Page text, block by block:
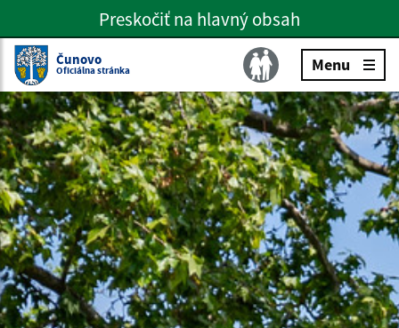
Preskočiť na hlavné menu
Preskočiť na hlavný obsah
Slovenčina
Čunovo
Oficiálna stránka Menu